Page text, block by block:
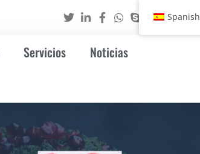
Servicios
Noticias
Spanish